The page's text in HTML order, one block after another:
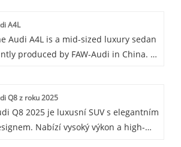
spolehlivé řešení nabíjení
A4L
Audi A4L is a mid-sized luxury sedan
produced by FAW-Audi in China. It
extended wheelbase. Equipped with a
engine and 7-speed dual-clutch
it offers good power and
Q8 z roku 2025
Q8 2025 je luxusní SUV s elegantním
Nabízí vysoký výkon a high-